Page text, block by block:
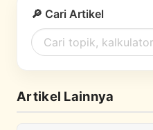
🔎 Cari Artikel
Artikel Lainnya